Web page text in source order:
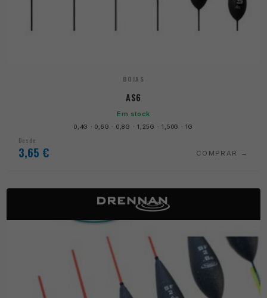
BOIAS
AS6
Em stock
0,4G · 0,6G · 0,8G · 1,25G · 1,50G · 1G
Desde
3,65 € COMPRAR